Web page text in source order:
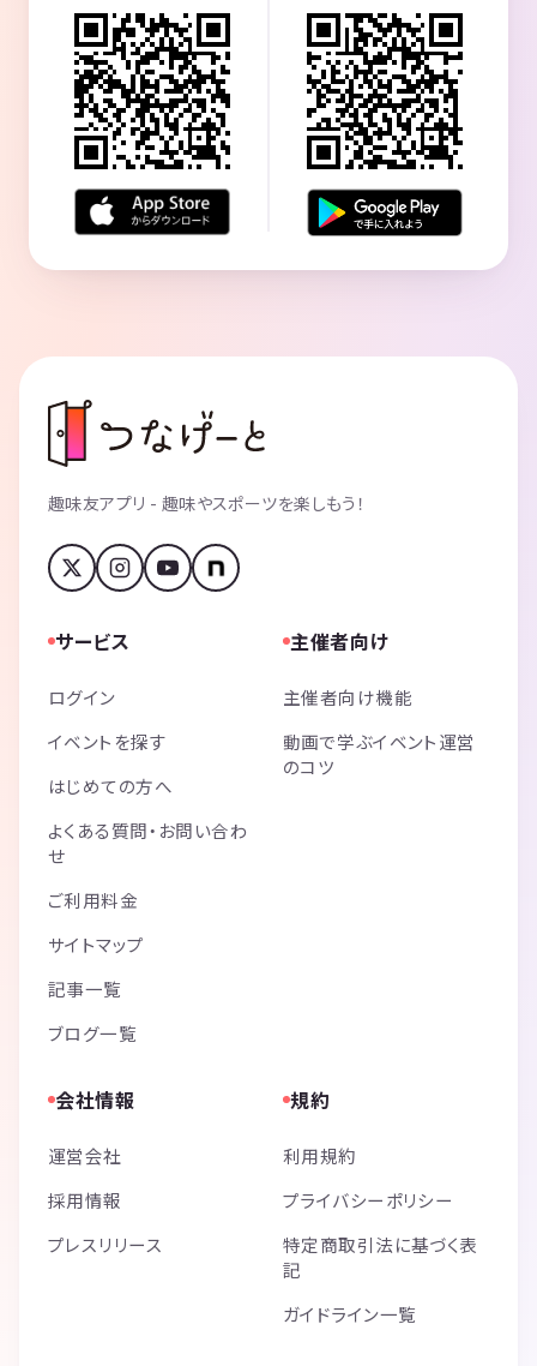
趣味友アプリ - 趣味やスポーツを楽しもう！
サービス
ログイン
イベントを探す
はじめての方へ
よくある質問・お問い合わ
せ
ご利用料金
サイトマップ
記事一覧
ブログ一覧
主催者向け
主催者向け機能
動画で学ぶイベント運営
のコツ
会社情報
運営会社
採用情報
プレスリリース
規約
利用規約
プライバシーポリシー
特定商取引法に基づく表
記
ガイドライン一覧